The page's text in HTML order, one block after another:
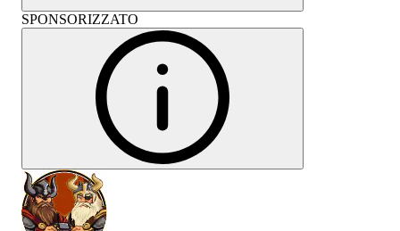
SPONSORIZZATO